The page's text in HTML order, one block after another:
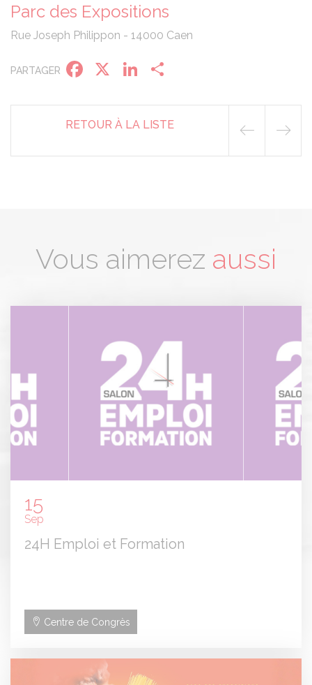
Parc des Expositions
Rue Joseph Philippon - 14000 Caen
PARTAGER Facebook
X LinkedIn
RETOUR À LA LISTE
Vous aimerez aussi
15
Sep
24H Emploi et Formation
Centre de Congrès